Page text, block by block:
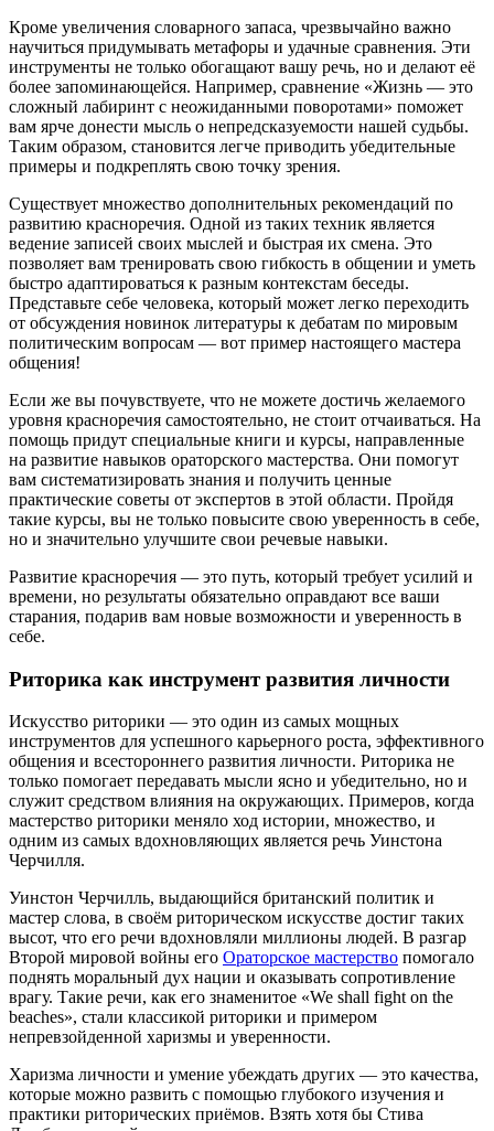
Кроме увеличения словарного запаса, чрезвычайно важно
научиться придумывать метафоры и удачные сравнения. Эти
инструменты не только обогащают вашу речь, но и делают её
более запоминающейся. Например, сравнение «Жизнь — это
сложный лабиринт с неожиданными поворотами» поможет
вам ярче донести мысль о непредсказуемости нашей судьбы.
Таким образом, становится легче приводить убедительные
примеры и подкреплять свою точку зрения.
Существует множество дополнительных рекомендаций по
развитию красноречия. Одной из таких техник является
ведение записей своих мыслей и быстрая их смена. Это
позволяет вам тренировать свою гибкость в общении и уметь
быстро адаптироваться к разным контекстам беседы.
Представьте себе человека, который может легко переходить
от обсуждения новинок литературы к дебатам по мировым
политическим вопросам — вот пример настоящего мастера
общения!
Если же вы почувствуете, что не можете достичь желаемого
уровня красноречия самостоятельно, не стоит отчаиваться. На
помощь придут специальные книги и курсы, направленные
на развитие навыков ораторского мастерства. Они помогут
вам систематизировать знания и получить ценные
практические советы от экспертов в этой области. Пройдя
такие курсы, вы не только повысите свою уверенность в себе,
но и значительно улучшите свои речевые навыки.
Развитие красноречия — это путь, который требует усилий и
времени, но результаты обязательно оправдают все ваши
старания, подарив вам новые возможности и уверенность в
себе.
Риторика как инструмент развития личности
Искусство риторики — это один из самых мощных
инструментов для успешного карьерного роста, эффективного
общения и всестороннего развития личности. Риторика не
только помогает передавать мысли ясно и убедительно, но и
служит средством влияния на окружающих. Примеров, когда
мастерство риторики меняло ход истории, множество, и
одним из самых вдохновляющих является речь Уинстона
Черчилля.
Уинстон Черчилль, выдающийся британский политик и
мастер слова, в своём риторическом искусстве достиг таких
высот, что его речи вдохновляли миллионы людей. В разгар
Второй мировой войны его Ораторское мастерство помогало
поднять моральный дух нации и оказывать сопротивление
врагу. Такие речи, как его знаменитое «We shall fight on the
beaches», стали классикой риторики и примером
непревзойденной харизмы и уверенности.
Харизма личности и умение убеждать других — это качества,
которые можно развить с помощью глубокого изучения и
практики риторических приёмов. Взять хотя бы Стива